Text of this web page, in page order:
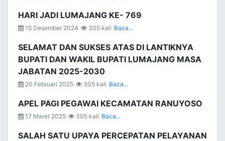
HARI JADI LUMAJANG KE- 769
15 Desember 2024 305 kali Baca...
SELAMAT DAN SUKSES ATAS DI LANTIKNYA
BUPATI DAN WAKIL BUPATI LUMAJANG MASA
JABATAN 2025-2030
20 Februari 2025 305 kali Baca...
APEL PAGI PEGAWAI KECAMATAN RANUYOSO
17 Maret 2025 305 kali Baca...
SALAH SATU UPAYA PERCEPATAN PELAYANAN